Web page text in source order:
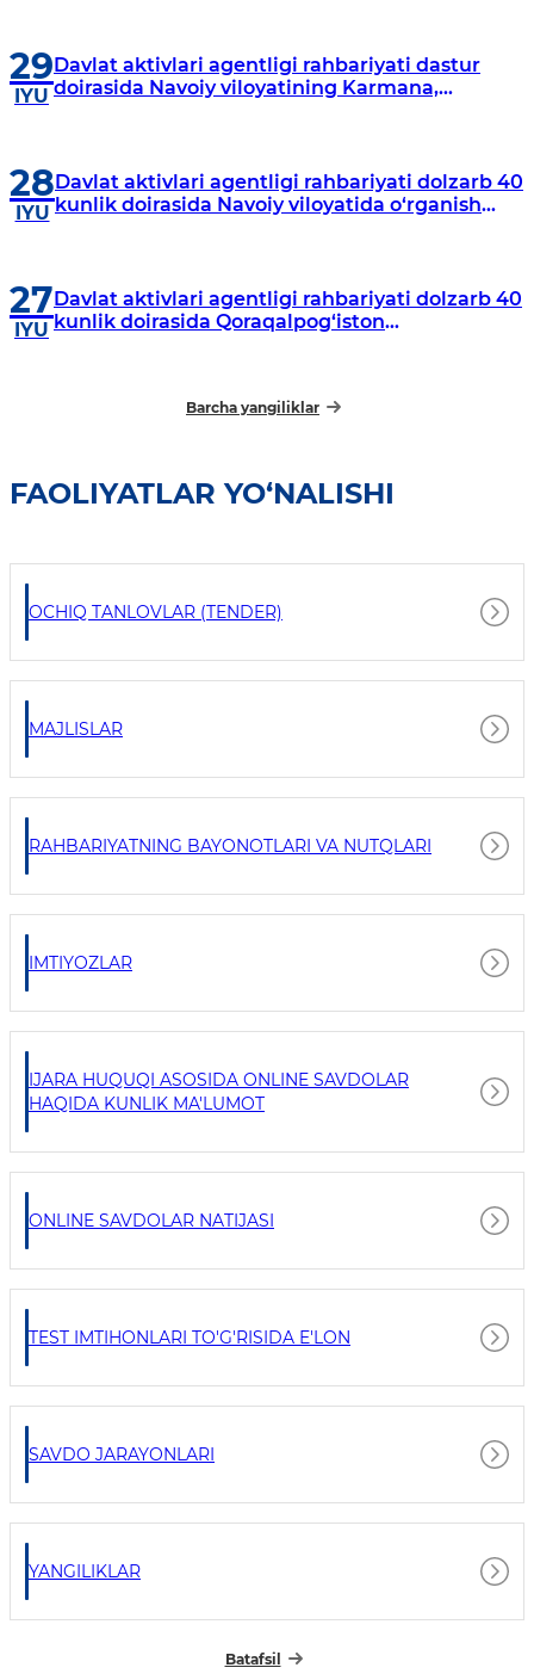
29
IYU
Davlat aktivlari agentligi rahbariyati dastur
doirasida Navoiy viloyatining Karmana,
28
IYU
Davlat aktivlari agentligi rahbariyati dolzarb 40
kunlik doirasida Navoiy viloyatida o‘rganish
27
IYU
Davlat aktivlari agentligi rahbariyati dolzarb 40
kunlik doirasida Qoraqalpog‘iston
Barcha yangiliklar
FAOLIYATLAR YO‘NALISHI
OCHIQ TANLOVLAR (TENDER)
MAJLISLAR
RAHBARIYATNING BAYONOTLARI VA NUTQLARI
IMTIYOZLAR
IJARA HUQUQI ASOSIDA ONLINE SAVDOLAR
HAQIDA KUNLIK MA'LUMOT
ONLINE SAVDOLAR NATIJASI
TEST IMTIHONLARI TO'G'RISIDA E'LON
SAVDO JARAYONLARI
YANGILIKLAR
Batafsil